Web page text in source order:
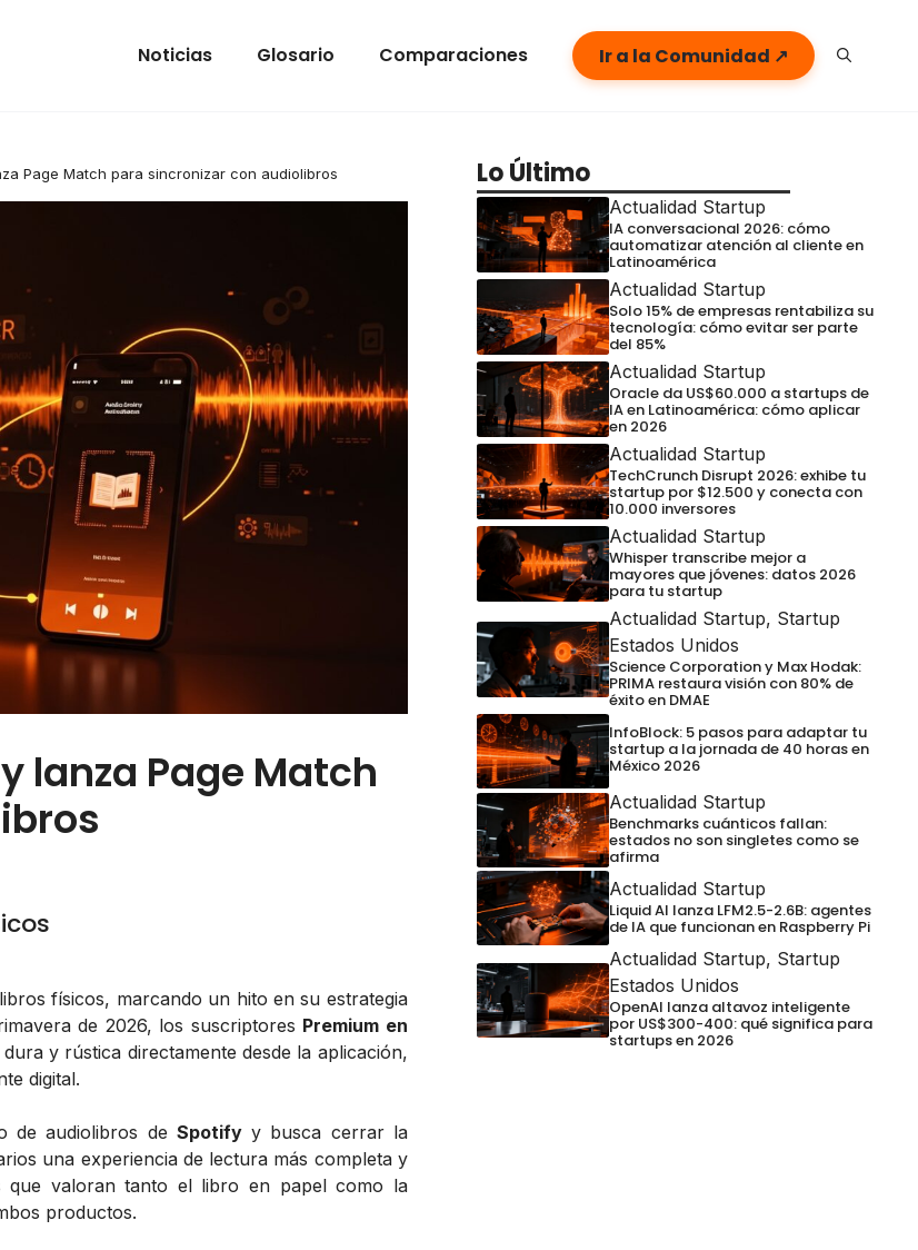
Noticias Glosario Comparaciones Ir a la Comunidad ↗
Page Match para sincronizar con audiolibros
lanza Page Match
físicos, marcando un hito en su estrategia
de 2026, los suscriptores Premium en
y rústica directamente desde la aplicación,
digital.
de audiolibros de Spotifyy busca cerrar la
una experiencia de lectura más completa y
que valoran tanto el libro en papel como la
productos.
Lo Último
Actualidad Startup
IA conversacional 2026: cómo
automatizar atención al cliente en
Latinoamérica
Actualidad Startup
Solo 15% de empresas rentabiliza su
tecnología: cómo evitar ser parte
del 85%
Actualidad Startup
Oracle da US$60.000 a startups de
IA en Latinoamérica: cómo aplicar
en 2026
Actualidad Startup
TechCrunch Disrupt 2026: exhibe tu
startup por $12.500 y conecta con
10.000 inversores
Actualidad Startup
Whisper transcribe mejor a
mayores que jóvenes: datos 2026
para tu startup
Actualidad Startup, Startup
Estados Unidos
Science Corporation y Max Hodak:
PRIMA restaura visión con 80% de
éxito en DMAE
InfoBlock: 5 pasos para adaptar tu
startup a la jornada de 40 horas en
México 2026
Actualidad Startup
Benchmarks cuánticos fallan:
estados no son singletes como se
afirma
Actualidad Startup
Liquid AI lanza LFM2.5-2.6B: agentes
de IA que funcionan en Raspberry Pi
Actualidad Startup, Startup
Estados Unidos
OpenAI lanza altavoz inteligente
por US$300-400: qué significa para
startups en 2026